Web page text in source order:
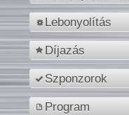
Lebonyolítás
Díjazás
Szponzorok
Program